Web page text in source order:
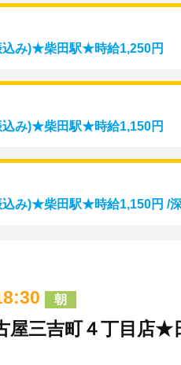
み)★柴田駅★時給1,250円
み)★柴田駅★時給1,150円
み)★柴田駅★時給1,150円 /
朝
屋三吉町４丁目店★